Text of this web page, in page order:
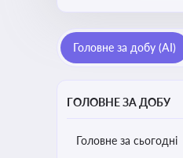
Головне за добу (AI)
ГОЛОВНЕ ЗА ДОБУ
Головне за сьогодні